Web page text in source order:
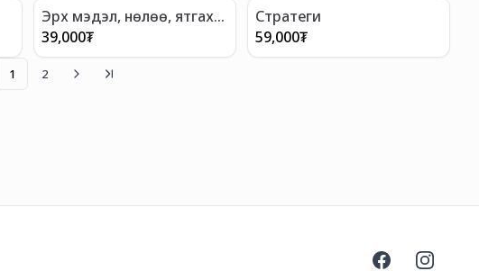
Эрх мэдэл, нөлөө, ятгах
чадвар
39,000₮
Стратеги
59,000₮
1 2
Facebook